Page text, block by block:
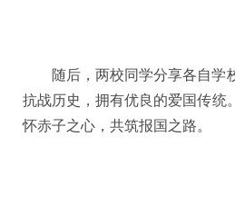
随后，两校同学分享各自学
抗战历史，拥有优良的爱国传统
怀赤子之心，共筑报国之路。